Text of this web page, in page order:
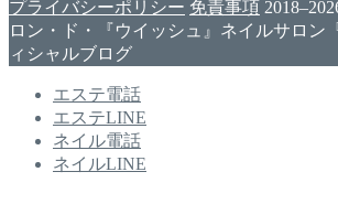
プライバシーポリシー 免責事項
ロン・ド・『ウイッシュ』ネイルサロン
ィシャルブログ
エステ電話
エステLINE
ネイル電話
ネイルLINE